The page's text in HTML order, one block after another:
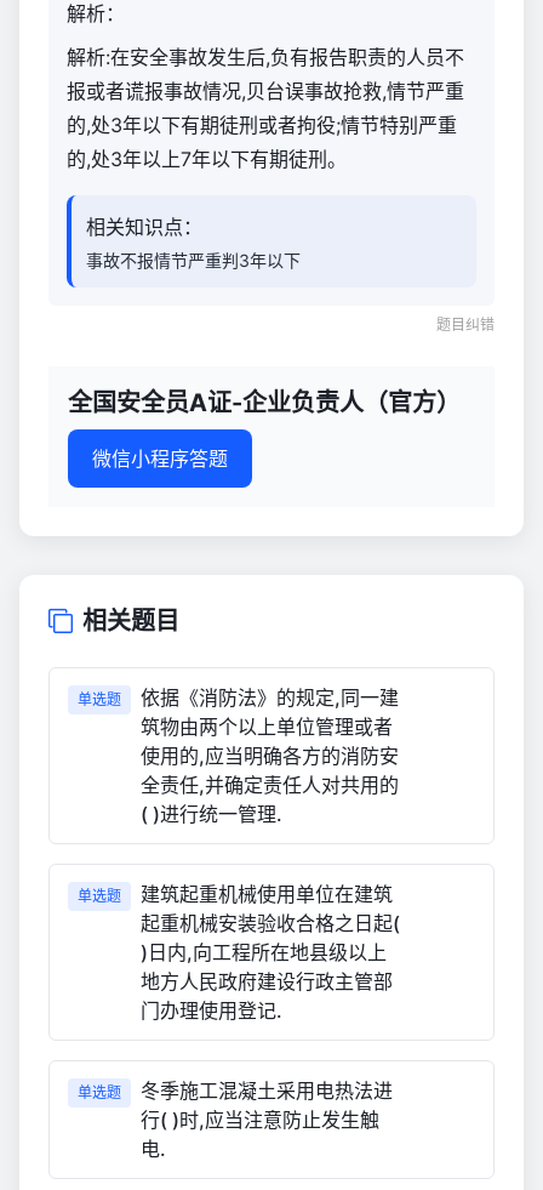
解析：
解析:在安全事故发生后,负有报告职责的人员不
报或者谎报事故情况,贝台误事故抢救,情节严重
的,处3年以下有期徒刑或者拘役;情节特别严重
的,处3年以上7年以下有期徒刑。
相关知识点：
事故不报情节严重判3年以下
题目纠错
全国安全员A证-企业负责人（官方）
微信小程序答题
相关题目
单选题
依据《消防法》的规定,同一建
筑物由两个以上单位管理或者
使用的,应当明确各方的消防安
全责任,并确定责任人对共用的
( )进行统一管理.
单选题
建筑起重机械使用单位在建筑
起重机械安装验收合格之日起(
)日内,向工程所在地县级以上
地方人民政府建设行政主管部
门办理使用登记.
单选题
冬季施工混凝土采用电热法进
行( )时,应当注意防止发生触
电.